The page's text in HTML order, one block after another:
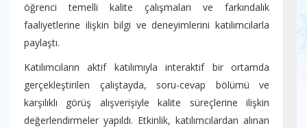
öğrenci temelli kalite çalışmaları ve farkındalık
faaliyetlerine ilişkin bilgi ve deneyimlerini katılımcılarla
paylaştı.
Katılımcıların aktif katılımıyla interaktif bir ortamda
gerçekleştirilen çalıştayda, soru-cevap bölümü ve
karşılıklı görüş alışverişiyle kalite süreçlerine ilişkin
değerlendirmeler yapıldı. Etkinlik, katılımcılardan alınan